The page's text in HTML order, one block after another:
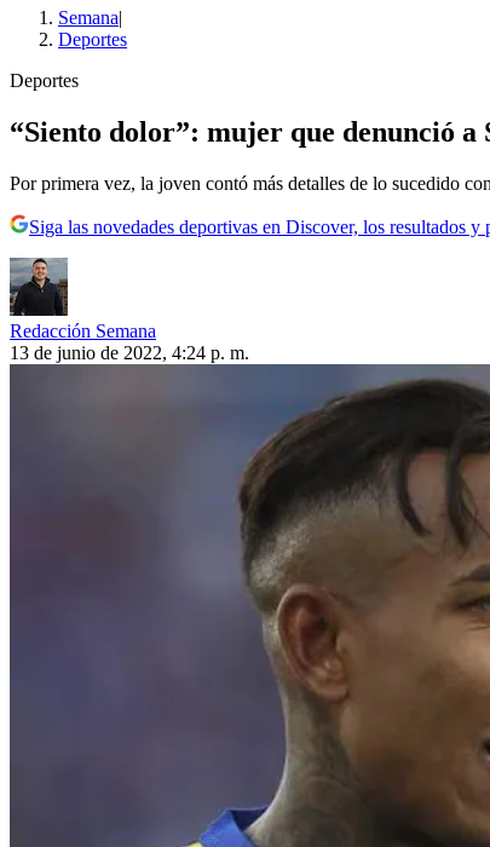
Semana|
Deportes
Deportes
“Siento dolor”: mujer que denunció
Por primera vez, la joven contó más detalles de lo sucedido
Siga las novedades deportivas en Discover, los resultados y
Redacción Semana
13 de junio de 2022, 4:24 p. m.